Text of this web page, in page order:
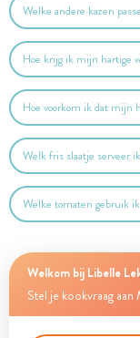
Welke andere kazen
Hoe krijg ik mijn hartige
Hoe voorkom ik dat mijn
Welk fris slaatje serveer
Welke tomaten gebruik
Welkom bij Libelle
Stel je kookvraag aan